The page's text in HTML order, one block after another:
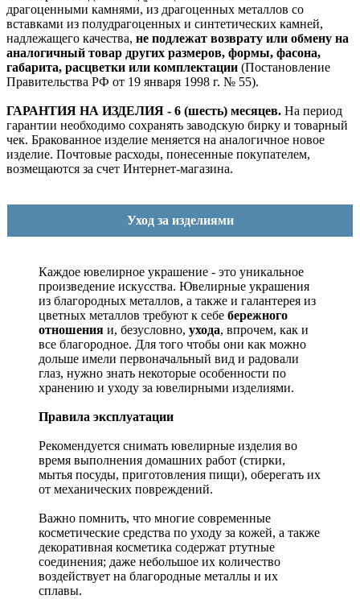
драгоценными камнями, из драгоценных металлов со
вставками из полудрагоценных и синтетических камней,
надлежащего качества, не подлежат возврату или обмену на
аналогичный товар других размеров, формы, фасона,
габарита, расцветки или комплектации (Постановление
Правительства РФ от 19 января 1998 г. № 55).
ГАРАНТИЯ НА ИЗДЕЛИЯ - 6 (шесть) месяцев. На период
гарантии необходимо сохранять заводскую бирку и товарный
чек. Бракованное изделие меняется на аналогичное новое
изделие. Почтовые расходы, понесенные покупателем,
возмещаются за счет Интернет-магазина.
Уход за изделиями
Каждое ювелирное украшение - это уникальное
произведение искусства. Ювелирные украшения
из благородных металлов, а также и галантерея из
цветных металлов требуют к себе бережного
отношения и, безусловно, ухода, впрочем, как и
все благородное. Для того чтобы они как можно
дольше имели первоначальный вид и радовали
глаз, нужно знать некоторые особенности по
хранению и уходу за ювелирными изделиями.
Правила эксплуатации
Рекомендуется снимать ювелирные изделия во
время выполнения домашних работ (стирки,
мытья посуды, приготовления пищи), оберегать их
от механических повреждений.
Важно помнить, что многие современные
косметические средства по уходу за кожей, а также
декоративная косметика содержат ртутные
соединения; даже небольшое их количество
воздействует на благородные металлы и их
сплавы.